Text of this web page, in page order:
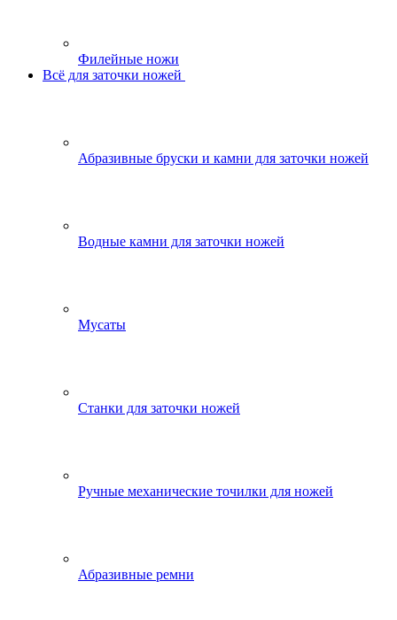
Филейные ножи
Всё для заточки ножей
Абразивные бруски и камни для заточки ножей
Водные камни для заточки ножей
Мусаты
Станки для заточки ножей
Ручные механические точилки для ножей
Абразивные ремни